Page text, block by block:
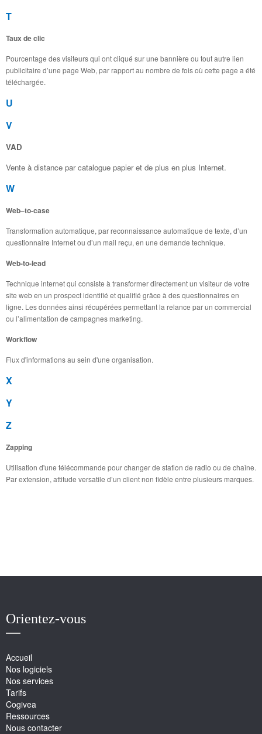
T
Taux de clic
Pourcentage des visiteurs qui ont cliqué sur une bannière ou tout autre lien
publicitaire d’une page Web, par rapport au nombre de fois où cette page a été
téléchargée.
U
V
VAD
Vente à distance par catalogue papier et de plus en plus Internet.
W
Web–to-case
Transformation automatique, par reconnaissance automatique de texte, d’un
questionnaire Internet ou d’un mail reçu, en une demande technique.
Web-to-lead
Technique internet qui consiste à transformer directement un visiteur de votre
site web en un prospect identifié et qualifié grâce à des questionnaires en
ligne. Les données ainsi récupérées permettant la relance par un commercial
ou l’alimentation de campagnes marketing.
Workflow
Flux d'informations au sein d'une organisation.
X
Y
Z
Zapping
Utilisation d'une télécommande pour changer de station de radio ou de chaîne.
Par extension, attitude versatile d’un client non fidèle entre plusieurs marques.
Orientez-vous
Accueil
Nos logiciels
Nos services
Tarifs
Cogivea
Ressources
Nous contacter